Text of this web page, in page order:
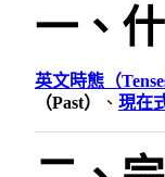
一、
英文時態（
（Past）
、 現在